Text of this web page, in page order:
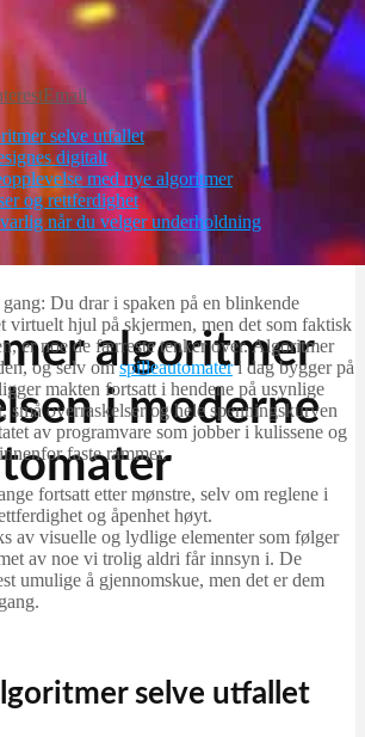
algoritmer
i moderne
Email
selve utfallet
digitalt
med nye algoritmer
og rettferdighet
når du velger underholdning
Du drar i spaken på en blinkende
virtuelt hjul på skjermen, men det som faktisk
er noe de færreste tenker over. Algoritmer
og selv omspilleautomateri dag bygger på
makten fortsatt i hendene på usynlige
små overraskelser og hele spenningskurven
av programvare som jobber i kulissene og
faste rammer.
fortsatt etter mønstre, selv om reglene i
og åpenhet høyt.
av visuelle og lydlige elementer som følger
av noe vi trolig aldri får innsyn i. De
umulige å gjennomskue, men det er dem
selve utfallet